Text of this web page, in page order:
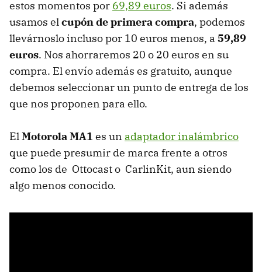
estos momentos por 69,89 euros. Si además
usamos elcupón de primera compra, podemos
llevárnoslo incluso por 10 euros menos, a 59,89
euros. Nos ahorraremos 20 o 20 euros en su
compra. El envío además es gratuito, aunque
debemos seleccionar un punto de entrega de los
que nos proponen para ello.
ElMotorola MA1 es un adaptador inalámbrico
que puede presumir de marca frente a otros
como los de Ottocast o CarlinKit, aun siendo
algo menos conocido.